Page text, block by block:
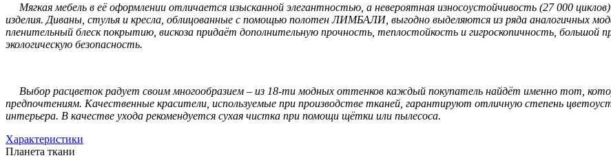
Мягкая мебель в её оформлении отличается изысканной элегантностью, а невероятная износоустойчивость (27 000
изделия. Диваны, стулья и кресла, облицованные с помощью полотен ЛИМБАЛИ, выгодно выделяются из ряда аналогичных
пленительный блеск покрытию, вискоза придаёт дополнительную прочность, теплостойкость и гигроскопичность, большой
экологическую безопасность.
Выбор расцветок радует своим многообразием – из 18-ти модных оттенков каждый покупатель найдёт именно тот,
предпочтениям. Качественные красители, используемые при производстве тканей, гарантируют отличную степень
интерьера. В качестве ухода рекомендуется сухая чистка при помощи щётки или пылесоса.
Характеристики
Планета ткани